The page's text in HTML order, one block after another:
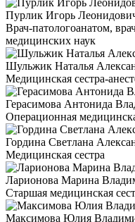
Пурлик Игорь
Врач-патологоанатом,
медицинских наук
Шульжик Наталья
Медицинская сестра-
Герасимова Антонида
Операционная
Гордина Светлана
Медицинская сестра
Ларионова Марина
Старшая медицинская
Максимова Юлия